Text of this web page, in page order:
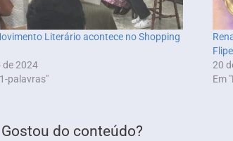
Literário acontece no Shopping
de 2024
palavras"
20
Em
Gostou do conteúdo?